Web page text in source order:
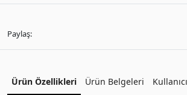
Paylaş:
Ürün Özellikleri Ürün Belgeleri